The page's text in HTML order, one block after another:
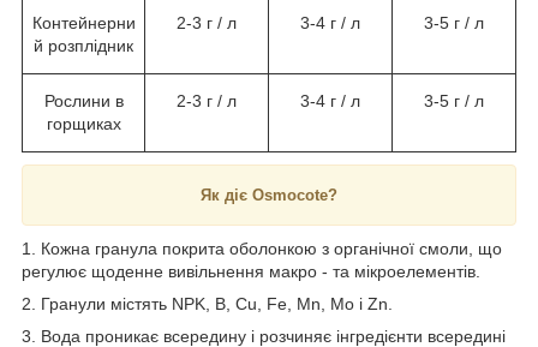
Контейнерни
й розплідник
2-3 г / л 3-4 г / л 3-5 г / л
Рослини в
горщиках
2-3 г / л 3-4 г / л 3-5 г / л
Як діє Osmocote?
1. Кожна гранула покрита оболонкою з органічної смоли, що
регулює щоденне вивільнення макро - та мікроелементів.
2. Гранули містять NPK, B, Cu, Fe, Mn, Mo і Zn.
3. Вода проникає всередину і розчиняє інгредієнти всередині